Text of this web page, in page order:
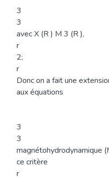
3
3
avec X (R ) M 3 (R ),
r
2;
r
Donc on a fait une
aux équations
3
3
magnétohydrodynamique
ce critère
r